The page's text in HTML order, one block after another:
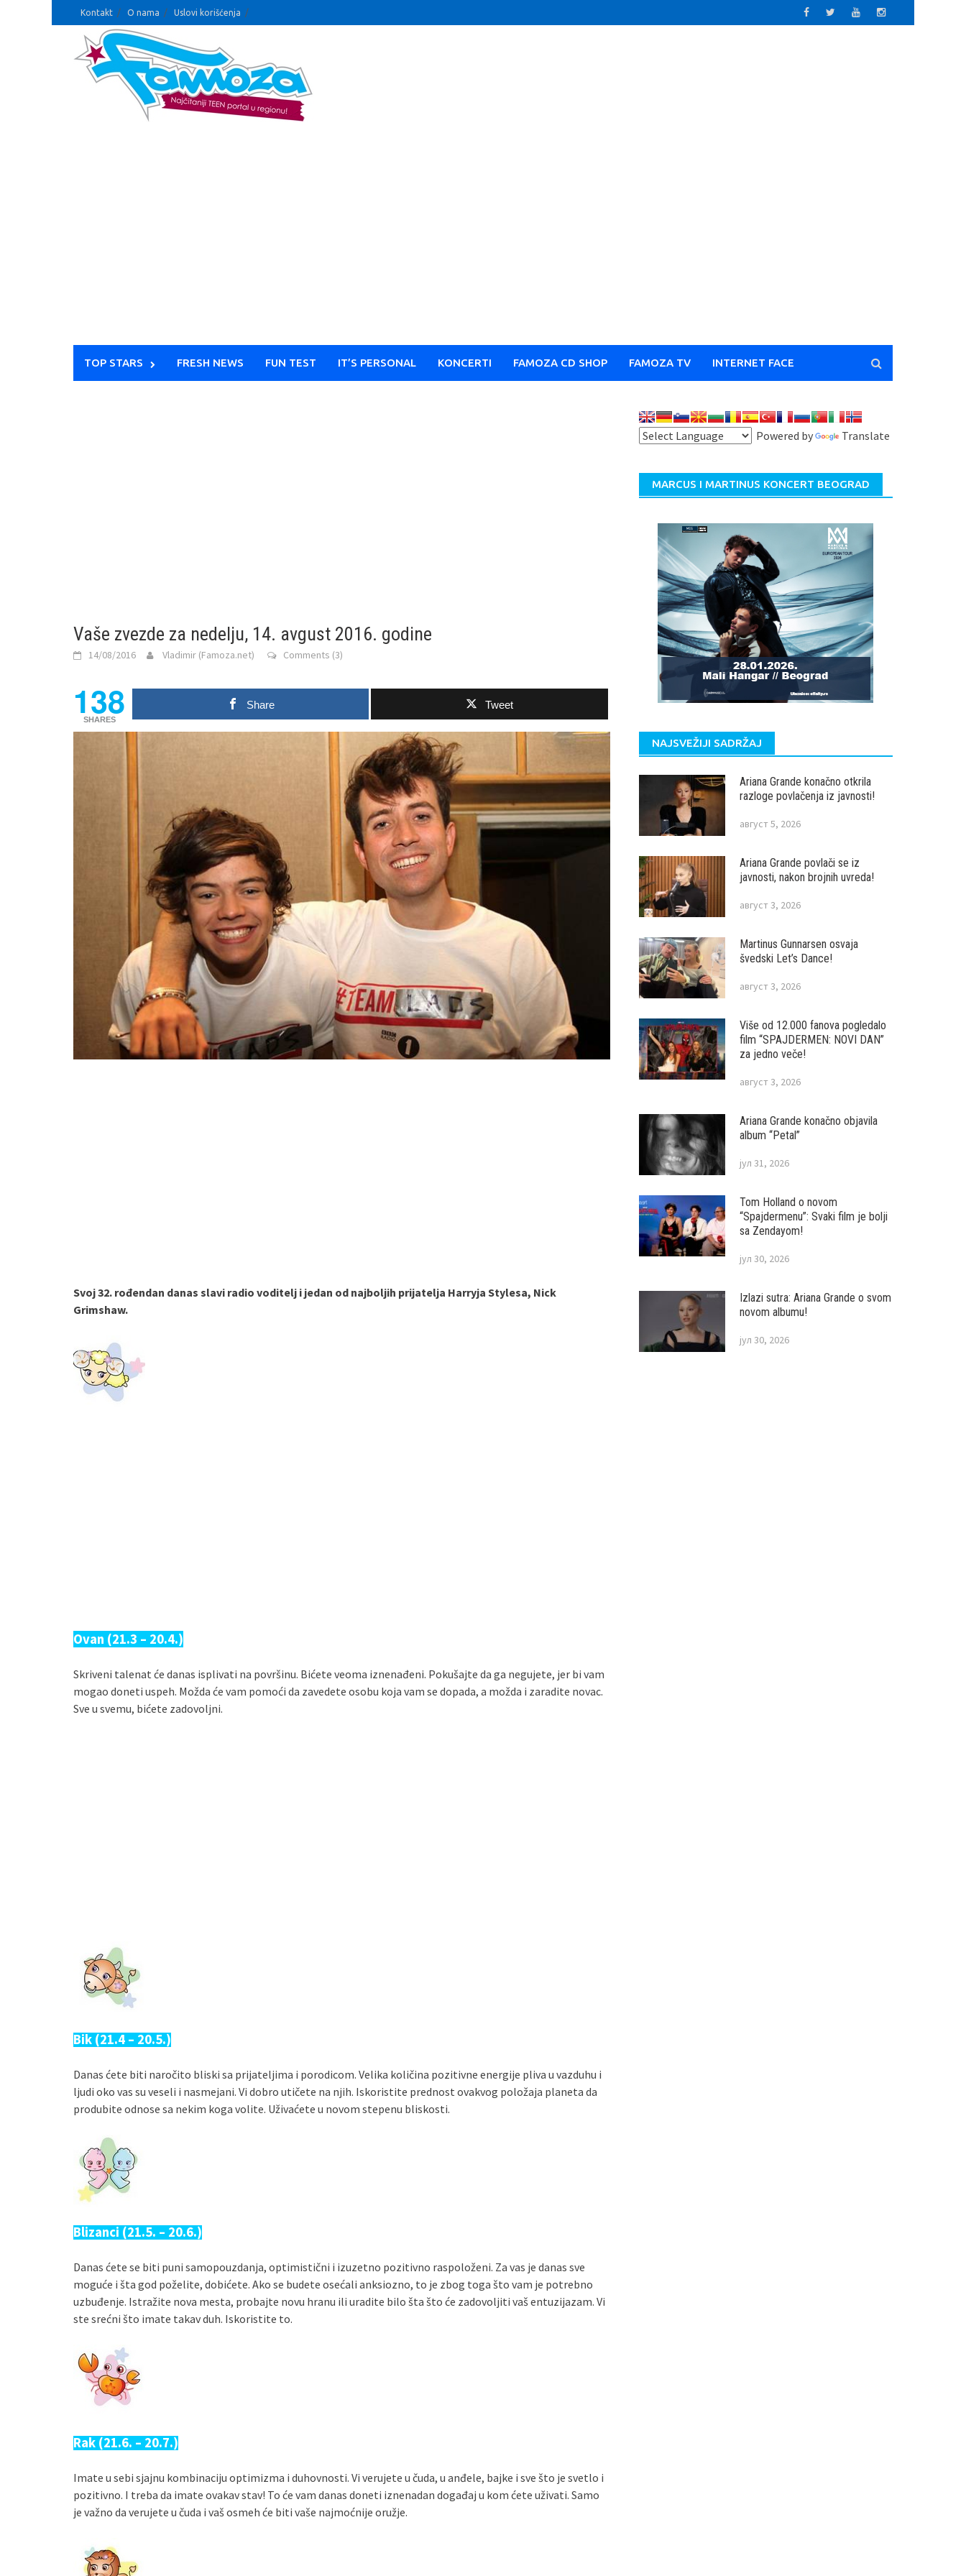
Kontakt O nama Uslovi korišćenja
TOP STARS FRESH NEWS FUN TEST IT’S PERSONAL KONCERTI FAMOZA CD SHOP FAMOZA TV INTERNET FACE
Vaše zvezde za nedelju, 14. avgust 2016. godine
14/08/2016 Vladimir (Famoza.net) Comments (3)
138
SHARES
Share Tweet
Svoj 32. rođendan danas slavi radio voditelj i jedan od najboljih prijatelja Harryja Stylesa, Nick
Grimshaw.
Ovan (21.3 – 20.4.)
Skriveni talenat će danas isplivati na površinu. Bićete veoma iznenađeni. Pokušajte da ga negujete, jer bi vam
mogao doneti uspeh. Možda će vam pomoći da zavedete osobu koja vam se dopada, a možda i zaradite novac.
Sve u svemu, bićete zadovoljni.
Bik (21.4 – 20.5.)
Danas ćete biti naročito bliski sa prijateljima i porodicom. Velika količina pozitivne energije pliva u vazduhu i
ljudi oko vas su veseli i nasmejani. Vi dobro utičete na njih. Iskoristite prednost ovakvog položaja planeta da
produbite odnose sa nekim koga volite. Uživaćete u novom stepenu bliskosti.
Blizanci (21.5. – 20.6.)
Danas ćete se biti puni samopouzdanja, optimistični i izuzetno pozitivno raspoloženi. Za vas je danas sve
moguće i šta god poželite, dobićete. Ako se budete osećali anksiozno, to je zbog toga što vam je potrebno
uzbuđenje. Istražite nova mesta, probajte novu hranu ili uradite bilo šta što će zadovoljiti vaš entuzijazam. Vi
ste srećni što imate takav duh. Iskoristite to.
Rak (21.6. – 20.7.)
Imate u sebi sjajnu kombinaciju optimizma i duhovnosti. Vi verujete u čuda, u anđele, bajke i sve što je svetlo i
pozitivno. I treba da imate ovakav stav! To će vam danas doneti iznenadan događaj u kom ćete uživati. Samo
je važno da verujete u čuda i vaš osmeh će biti vaše najmoćnije oružje.
Powered by Translate
MARCUS I MARTINUS KONCERT BEOGRAD
NAJSVEŽIJI SADRŽAJ
Ariana Grande konačno otkrila
razloge povlačenja iz javnosti!
август 5, 2026
Ariana Grande povlači se iz
javnosti, nakon brojnih uvreda!
август 3, 2026
Martinus Gunnarsen osvaja
švedski Let’s Dance!
август 3, 2026
Više od 12.000 fanova pogledalo
film “SPAJDERMEN: NOVI DAN”
za jedno veče!
август 3, 2026
Ariana Grande konačno objavila
album “Petal”
јул 31, 2026
Tom Holland o novom
“Spajdermenu”: Svaki film je bolji
sa Zendayom!
јул 30, 2026
Izlazi sutra: Ariana Grande o svom
novom albumu!
јул 30, 2026